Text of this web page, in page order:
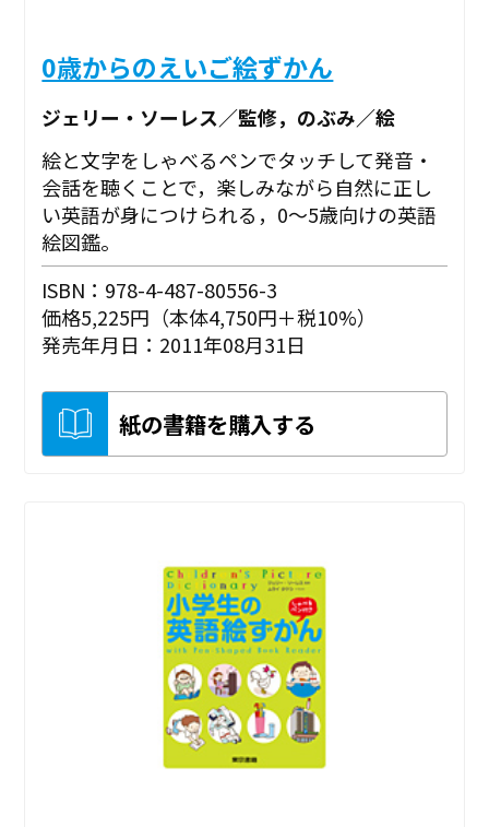
0歳からのえいご絵ずかん
ジェリー・ソーレス／監修，のぶみ／絵
絵と文字をしゃべるペンでタッチして発音・
会話を聴くことで，楽しみながら自然に正し
い英語が身につけられる，0～5歳向けの英語
絵図鑑。
ISBN：978-4-487-80556-3
価格5,225円（本体4,750円＋税10%）
発売年月日：2011年08月31日
紙の書籍を購入する